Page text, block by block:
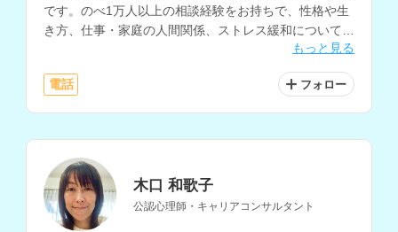
です。のべ1万人以上の相談経験をお持ちで、性格や生
き方、仕事・家庭の人間関係、ストレス緩和についての
もっと見る
電話 フォロー
木口 和歌子
公認心理師・キャリアコンサルタント